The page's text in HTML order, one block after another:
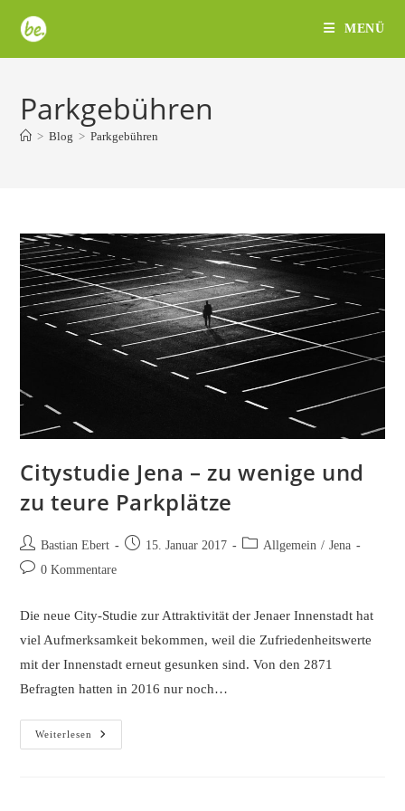
Inhalt
springen
MENÜ
Parkgebühren
> Blog > Parkgebühren
Citystudie Jena – zu wenige und
zu teure Parkplätze
Beitrags-
Autor:
Bastian Ebert
Beitrag15. Januar 2017
Beitrags-
Allgemein / Jena
Beitrags-0 Kommentare
Die neue City-Studie zur Attraktivität der Jenaer Innenstadt hat
viel Aufmerksamkeit bekommen, weil die Zufriedenheitswerte
mit der Innenstadt erneut gesunken sind. Von den 2871
Befragten hatten in 2016 nur noch…
Weiterlesen
Citystudie
Jena